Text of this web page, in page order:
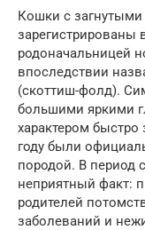
Кошки с
зарегистрированы
родоначальницей
впоследствии
(скоттиш-фолд).
большими яркими
характером быстро
году были
породой. В период
неприятный факт:
родителей
заболеваний и